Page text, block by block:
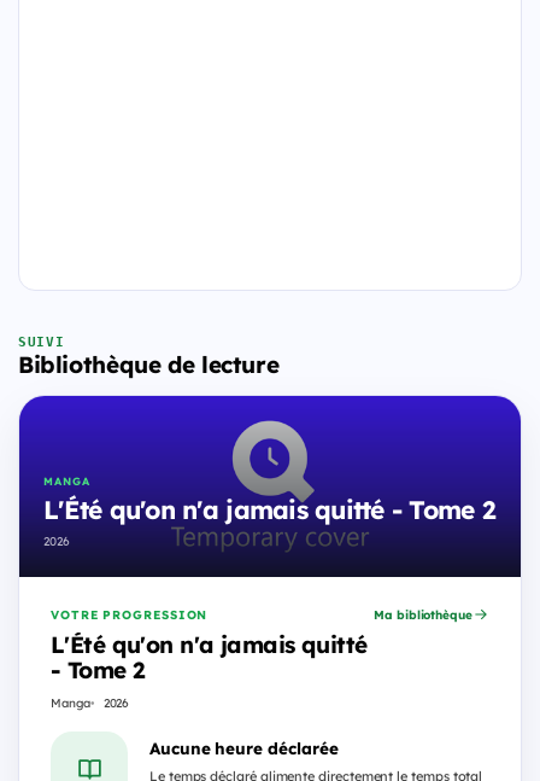
SUIVI
Bibliothèque de lecture
MANGA
L'Été qu'on n'a jamais quitté - Tome 2
2026
VOTRE PROGRESSION
L'Été qu'on n'a jamais quitté
- Tome 2
Manga 2026
Ma bibliothèque
Aucune heure déclarée
Le temps déclaré alimente directement le temps total